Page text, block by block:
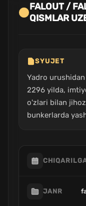
FALOUT /
QISMLAR
SYUJET
Yadro
2296 yilda,
o'zlari bilan
bunkerlarda
JANR